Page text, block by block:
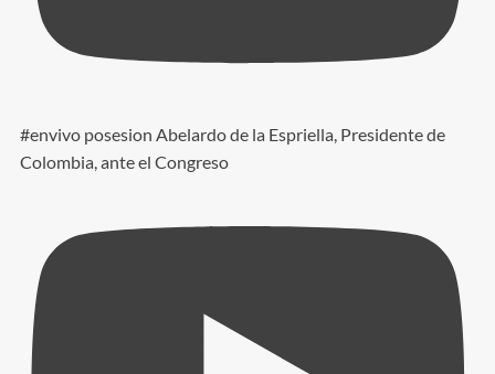
#envivo posesion Abelardo de la Espriella, Presidente de
Colombia, ante el Congreso